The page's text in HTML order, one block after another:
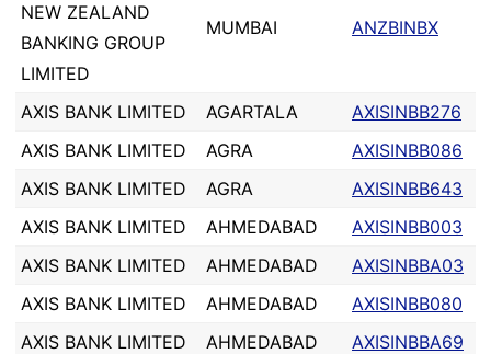
NEW ZEALAND
BANKING GROUP
LIMITED
MUMBAI ANZBINBX
AXIS BANK LIMITED AGARTALA
AXISINBB276
AXIS BANK LIMITED
AGRA
AXISINBB086
AXIS BANK LIMITED
AGRA
AXISINBB643
AXIS BANK LIMITED
AHMEDABAD
AXISINBB003
AXIS BANK LIMITED
AHMEDABAD
AXISINBBA03
AXIS BANK LIMITED
AHMEDABAD
AXISINBB080
AXIS BANK LIMITED
AHMEDABAD
AXISINBBA69